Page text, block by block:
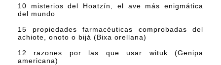
10 misterios del Hoatzín, el ave más enigmática
del mundo
15 propiedades farmacéuticas comprobadas del
achiote, onoto o bijá (Bixa orellana)
12 razones por las que usar wituk (Genipa
americana)